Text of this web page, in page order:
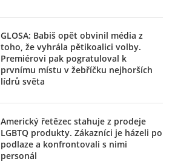
GLOSA: Babiš opět obvinil média z
toho, že vyhrála pětikoalici volby.
Premiérovi pak pogratuloval k
prvnímu místu v žebříčku nejhorších
lídrů světa
Americký řetězec stahuje z prodeje
LGBTQ produkty. Zákazníci je házeli po
podlaze a konfrontovali s nimi
personál